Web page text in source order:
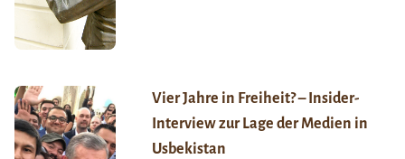
Vier Jahre in Freiheit? – Insider-
Interview zur Lage der Medien in
Usbekistan